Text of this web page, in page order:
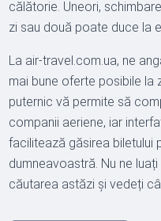
călătorie. Uneori,
zi sau două poate duce la
La air-travel.com.ua, ne
mai bune oferte posibile la
puternic vă permite să
companii aeriene, iar
facilitează găsirea biletului
dumneavoastră. Nu ne
căutarea astăzi și vedeți